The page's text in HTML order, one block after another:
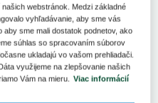
protidrogových výchovných
ktorý organizuje Žilinský
s Policajným zborom SR a
pod názvom Čo je veľa, to je
násilie a týranie detí. TASR
Záteková.
webstránok. Medzi základné
vyhľadávanie, aby sme vás
aby sme mali dostatok podnetov, ako
súhlas so spracovaním súborov
ukladajú vo vašom prehliadači.
využijeme na zlepšovanie našich
Vám na mieru.
Viac informácií